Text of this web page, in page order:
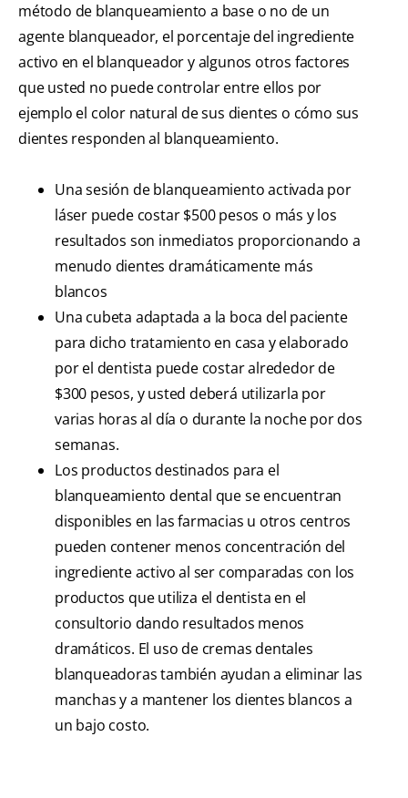
método de blanqueamiento a base o no de un
agente blanqueador, el porcentaje del ingrediente
activo en el blanqueador y algunos otros factores
que usted no puede controlar entre ellos por
ejemplo el color natural de sus dientes o cómo sus
dientes responden al blanqueamiento.
Una sesión de blanqueamiento activada por
láser puede costar $500 pesos o más y los
resultados son inmediatos proporcionando a
menudo dientes dramáticamente más
blancos
Una cubeta adaptada a la boca del paciente
para dicho tratamiento en casa y elaborado
por el dentista puede costar alrededor de
$300 pesos, y usted deberá utilizarla por
varias horas al día o durante la noche por dos
semanas.
Los productos destinados para el
blanqueamiento dental que se encuentran
disponibles en las farmacias u otros centros
pueden contener menos concentración del
ingrediente activo al ser comparadas con los
productos que utiliza el dentista en el
consultorio dando resultados menos
dramáticos. El uso de cremas dentales
blanqueadoras también ayudan a eliminar las
manchas y a mantener los dientes blancos a
un bajo costo.